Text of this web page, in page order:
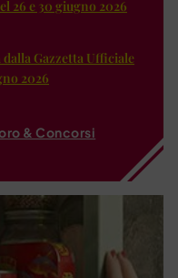
26 e 30 giugno 2026
Gazzetta Ufficiale
2026
& Concorsi